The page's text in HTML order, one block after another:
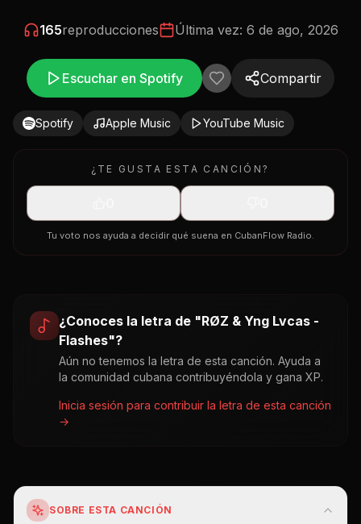
165reproducciones Última vez: 6 de ago, 2026
Escuchar en Spotify Compartir
Spotify Apple Music YouTube Music
¿TE GUSTA ESTA CANCIÓN?
Tu voto nos ayuda a decidir qué suena en CubanFlow Radio.
¿Conoces la letra de "RØZ & Yng Lvcas -
Flashes"?
Aún no tenemos la letra de esta canción. Ayuda a
la comunidad cubana contribuyéndola y gana XP.
Inicia sesión para contribuir la letra de esta canción
→
SOBRE ESTA CANCIÓN